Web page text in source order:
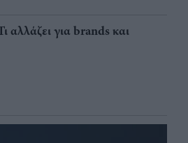
αλλάζει για brands και